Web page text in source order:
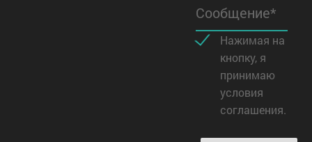
Сообщение*
Нажимая на
кнопку, я
принимаю
условия
соглашения.